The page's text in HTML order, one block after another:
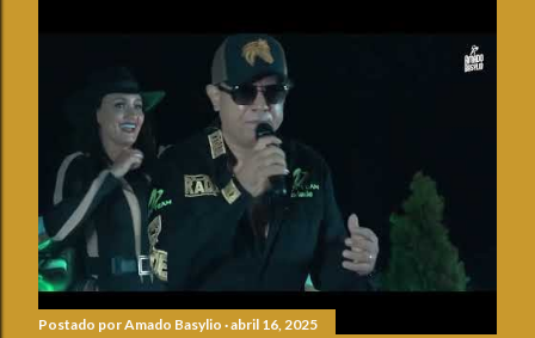
Postado porAmado Basylio abril 16, 2025